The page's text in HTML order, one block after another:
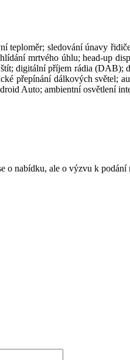
sledování únavy
mrtvého úhlu; head-up
digitální příjem rádia (DAB);
přepínání dálkových světel;
Auto; ambientní osvětlení
o nabídku, ale o výzvu k